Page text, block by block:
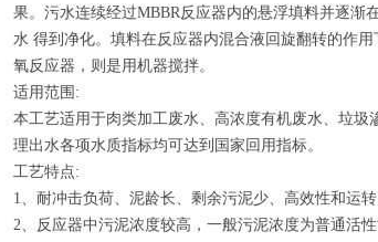
果。污水连续经过MBBR反应器内的悬浮填料并逐渐
水 得到净化。填料在反应器内混合液回旋翻转的作
氧反应器，则是用机器搅拌。
适用范围:
本工艺适用于肉类加工废水、高浓度有机废水、垃
理出水各项水质指标均可达到国家回用指标。
工艺特点:
1、耐冲击负荷、泥龄长、剩余污泥少、高效性和运转
2、反应器中污泥浓度较高，一般污泥浓度为普通活